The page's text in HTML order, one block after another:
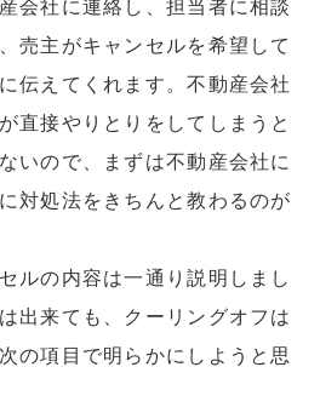
会社に連絡し、担当者に相談
売主がキャンセルを希望して
伝えてくれます。不動産会社
直接やりとりをしてしまうと
いので、まずは不動産会社に
対処法をきちんと教わるのが
ルの内容は一通り説明しまし
出来ても、クーリングオフは
の項目で明らかにしようと思